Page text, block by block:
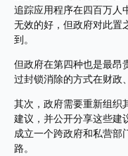
追踪应用程序在四百万人
无效的好，但政府对此置
到。
但政府在第四种也是最
过封锁消除的方式在财政
其次，政府需要重新组织
建议，并公开分享这些建
成立一个跨政府和私营部
路。